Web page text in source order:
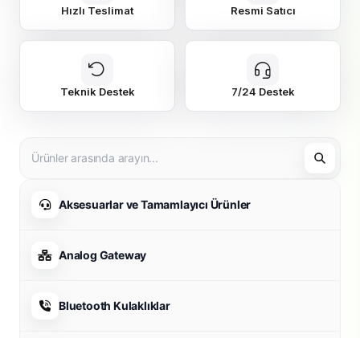
Hızlı Teslimat Resmi Satıcı
Teknik Destek 7/24 Destek
Aksesuarlar ve Tamamlayıcı Ürünler
Analog Gateway
Bluetooth Kulaklıklar